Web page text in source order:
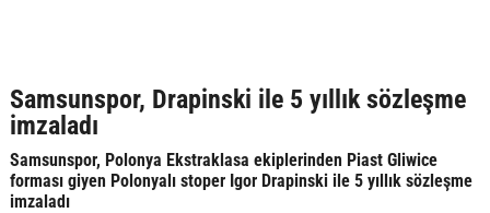
Samsunspor, Drapinski ile 5 yıllık sözleşme
imzaladı
Samsunspor, Polonya Ekstraklasa ekiplerinden Piast Gliwice
forması giyen Polonyalı stoper Igor Drapinski ile 5 yıllık sözleşme
imzaladı